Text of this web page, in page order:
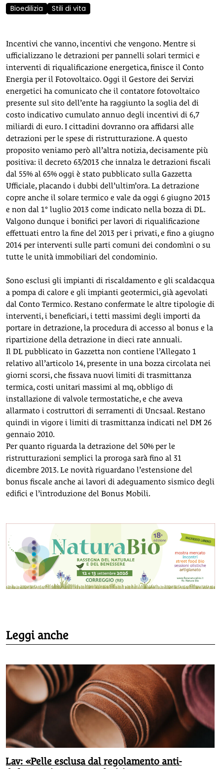
Bioedilizia
Stili di vita
Incentivi che vanno, incentivi che vengono. Mentre si
ufficializzano le detrazioni per pannelli solari termici e
interventi di riqualificazione energetica, finisce il Conto
Energia per il Fotovoltaico. Oggi il Gestore dei Servizi
energetici ha comunicato che il contatore fotovoltaico
presente sul sito dell’ente ha raggiunto la soglia del di
costo indicativo cumulato annuo degli incentivi di 6,7
miliardi di euro. I cittadini dovranno ora affidarsi alle
detrazioni per le spese di ristrutturazione. A questo
proposito veniamo però all’altra notizia, decisamente più
positiva: il decreto 63/2013 che innalza le detrazioni fiscali
dal 55% al 65% oggi è stato pubblicato sulla Gazzetta
Ufficiale, placando i dubbi dell’ultim’ora. La detrazione
copre anche il solare termico e vale da oggi 6 giugno 2013
e non dal 1° luglio 2013 come indicato nella bozza di DL.
Valgono dunque i bonifici per lavori di riqualificazione
effettuati entro la fine del 2013 per i privati, e fino a giugno
2014 per interventi sulle parti comuni dei condomìni o su
tutte le unità immobiliari del condominio.
Sono esclusi gli impianti di riscaldamento e gli scaldacqua
a pompa di calore e gli impianti geotermici, già agevolati
dal Conto Termico. Restano confermate le altre tipologie di
interventi, i beneficiari, i tetti massimi degli importi da
portare in detrazione, la procedura di accesso al bonus e la
ripartizione della detrazione in dieci rate annuali.
Il DL pubblicato in Gazzetta non contiene l’Allegato 1
relativo all’articolo 14, presente in una bozza circolata nei
giorni scorsi, che fissava nuovi limiti di trasmittanza
termica, costi unitari massimi al mq, obbligo di
installazione di valvole termostatiche, e che aveva
allarmato i costruttori di serramenti di Uncsaal. Restano
quindi in vigore i limiti di trasmittanza indicati nel DM 26
gennaio 2010.
Per quanto riguarda la detrazione del 50% per le
ristrutturazioni semplici la proroga sarà fino al 31
dicembre 2013. Le novità riguardano l’estensione del
bonus fiscale anche ai lavori di adeguamento sismico degli
edifici e l’introduzione del Bonus Mobili.
Leggi anche
Lav: «Pelle esclusa dal regolamento anti-